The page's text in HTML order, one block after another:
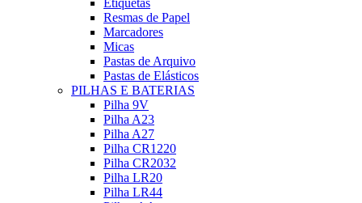
Resmas de Papel
Marcadores
Micas
Pastas de Arquivo
Pastas de Elásticos
PILHAS E BATERIAS
Pilha 9V
Pilha A23
Pilha A27
Pilha CR1220
Pilha CR2032
Pilha LR20
Pilha LR44